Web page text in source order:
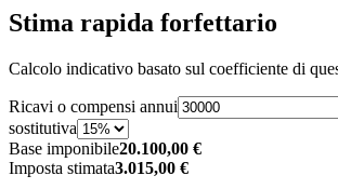
Stima rapida forfettario
Calcolo indicativo basato sul coefficiente di
Ricavi o compensi annui
sostitutiva
Base imponibile20.100,00 €
Imposta stimata3.015,00 €